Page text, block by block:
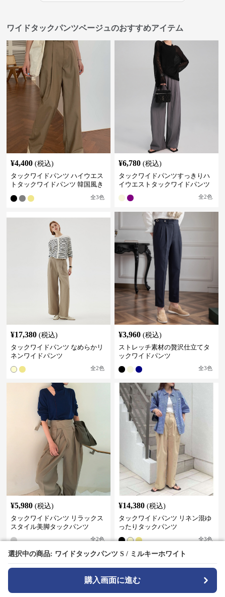
選択中の商品: ワイドタックパンツ S / ミルキーホワイト
購入画面に進む
選択中の商品: ワイドタックパンツ S / ミルキーホワイト
購入画面に進む
ワイドタックパンツベージュのおすすめアイテム
¥4,400 (税込)
タックワイドパンツ ハイウエス
トタックワイドパンツ 韓国風き
全3色
¥6,780 (税込)
タックワイドパンツすっきりハ
イウエストタックワイドパンツ
全2色
¥17,380 (税込)
タックワイドパンツ なめらかリ
ネンワイドパンツ
全2色
¥3,960 (税込)
ストレッチ素材の贅沢仕立てタ
ックワイドパンツ
全3色
¥5,980 (税込)
タックワイドパンツ リラックス
スタイル美脚タックパンツ
全2色
¥14,380 (税込)
タックワイドパンツ リネン混ゆ
ったりタックパンツ
全3色
›